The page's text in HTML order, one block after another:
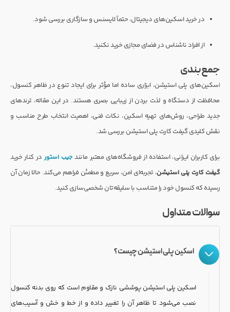
در خرید اسکین‌های دیجیتال، حتماً لایسنس و سازگاری بررسی شود.
از افراد ناشناس در فضای مجازی خرید نکنید.
جمع‌بندی
اسکین‌های پلی استیشن، ابزاری ساده اما مؤثر برای ایجاد تنوع در ظاهر کنسول،
محافظت از دستگاه و لذت بردن از زیبایی بصری هستند. در این مقاله، ترندهای
جدید طراحی، روش‌های تهیه اسکین، نکات فنی، اهمیت انتخاب طرح مناسب و
نقش کلیدی گیفت کارت پلی استیشن بررسی شد.
برای کاربران ایرانی، استفاده از فروشگاه‌های معتبر مانند جیب استور در کنار خرید
گیفت کارت پلی استیشن، تجربه‌ای امن، سریع و مطمئن فراهم می‌کند. حالا زمان آن
رسیده که کنسول خود را متناسب با سلیقه‌تان شخصی‌سازی کنید.
سوالات متداول
اسکین پلی استیشن چیست؟
اسکین پلی استیشن پوششی نازک و مقاوم است که روی بدنه کنسول
نصب می‌شود تا ظاهر آن را تغییر داده و از خط و خش و آسیب‌های